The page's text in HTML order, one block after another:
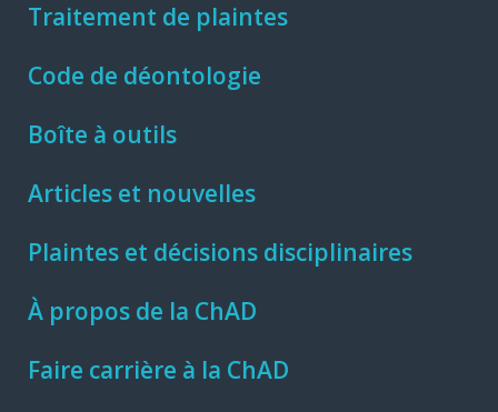
Traitement de plaintes
Code de déontologie
Boîte à outils
Articles et nouvelles
Plaintes et décisions disciplinaires
À propos de la ChAD
Faire carrière à la ChAD